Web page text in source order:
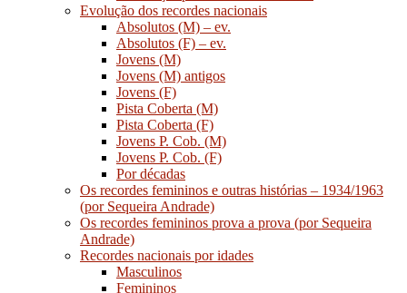
Evolução dos recordes nacionais
Absolutos (M) – ev.
Absolutos (F) – ev.
Jovens (M)
Jovens (M) antigos
Jovens (F)
Pista Coberta (M)
Pista Coberta (F)
Jovens P. Cob. (M)
Jovens P. Cob. (F)
Por décadas
Os recordes femininos e outras histórias – 1934/1963
(por Sequeira Andrade)
Os recordes femininos prova a prova (por Sequeira
Andrade)
Recordes nacionais por idades
Masculinos
Femininos